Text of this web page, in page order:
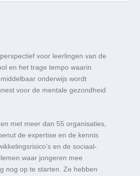
voor leerlingen van de
en het trage tempo waarin
onderwijs wordt
voor de mentale gezondheid
met meer dan 55 organisaties,
de expertise en de kennis
en de sociaal-
waar jongeren mee
nog op te starten. Ze hebben